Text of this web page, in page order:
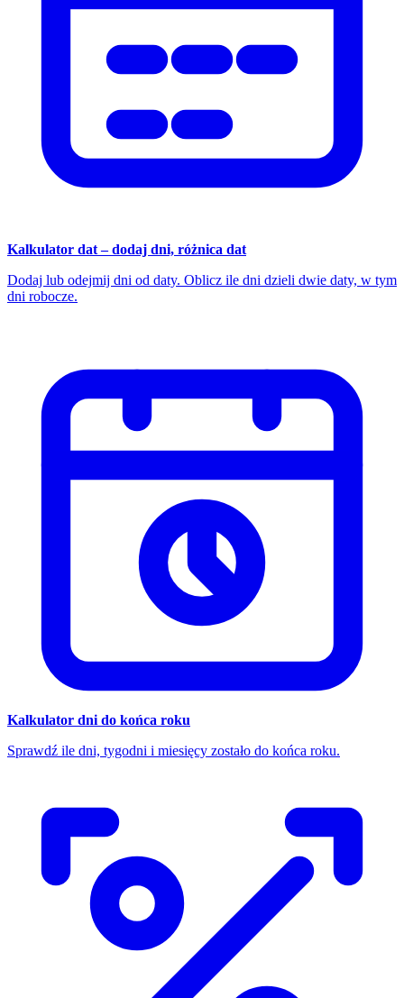
Kalkulator dat – dodaj dni, różnica dat
Dodaj lub odejmij dni od daty. Oblicz ile dni dzieli dwie daty, w tym
dni robocze.
Kalkulator dni do końca roku
Sprawdź ile dni, tygodni i miesięcy zostało do końca roku.